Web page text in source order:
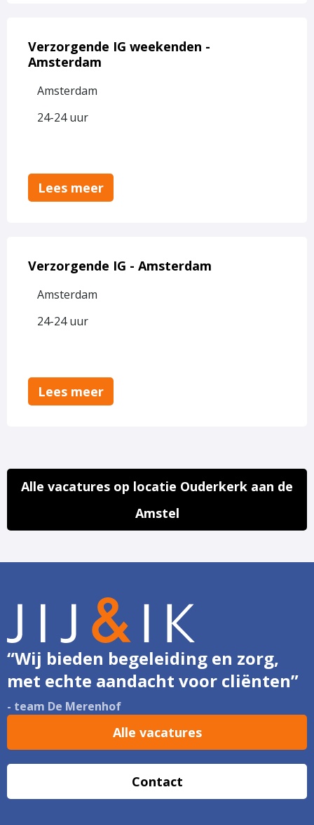
Verzorgende IG weekenden -
Amsterdam
Amsterdam
24-24 uur
Lees meer
meer
over
weekenden
Verzorgende IG - Amsterdam
Amsterdam
24-24 uur
Lees meer
meer
Verzorgende
Alle vacatures op locatie Ouderkerk aan de
Amstel
“Wij bieden begeleiding en zorg,
met echte aandacht voor cliënten”
- team De Merenhof
Alle vacatures
Contact